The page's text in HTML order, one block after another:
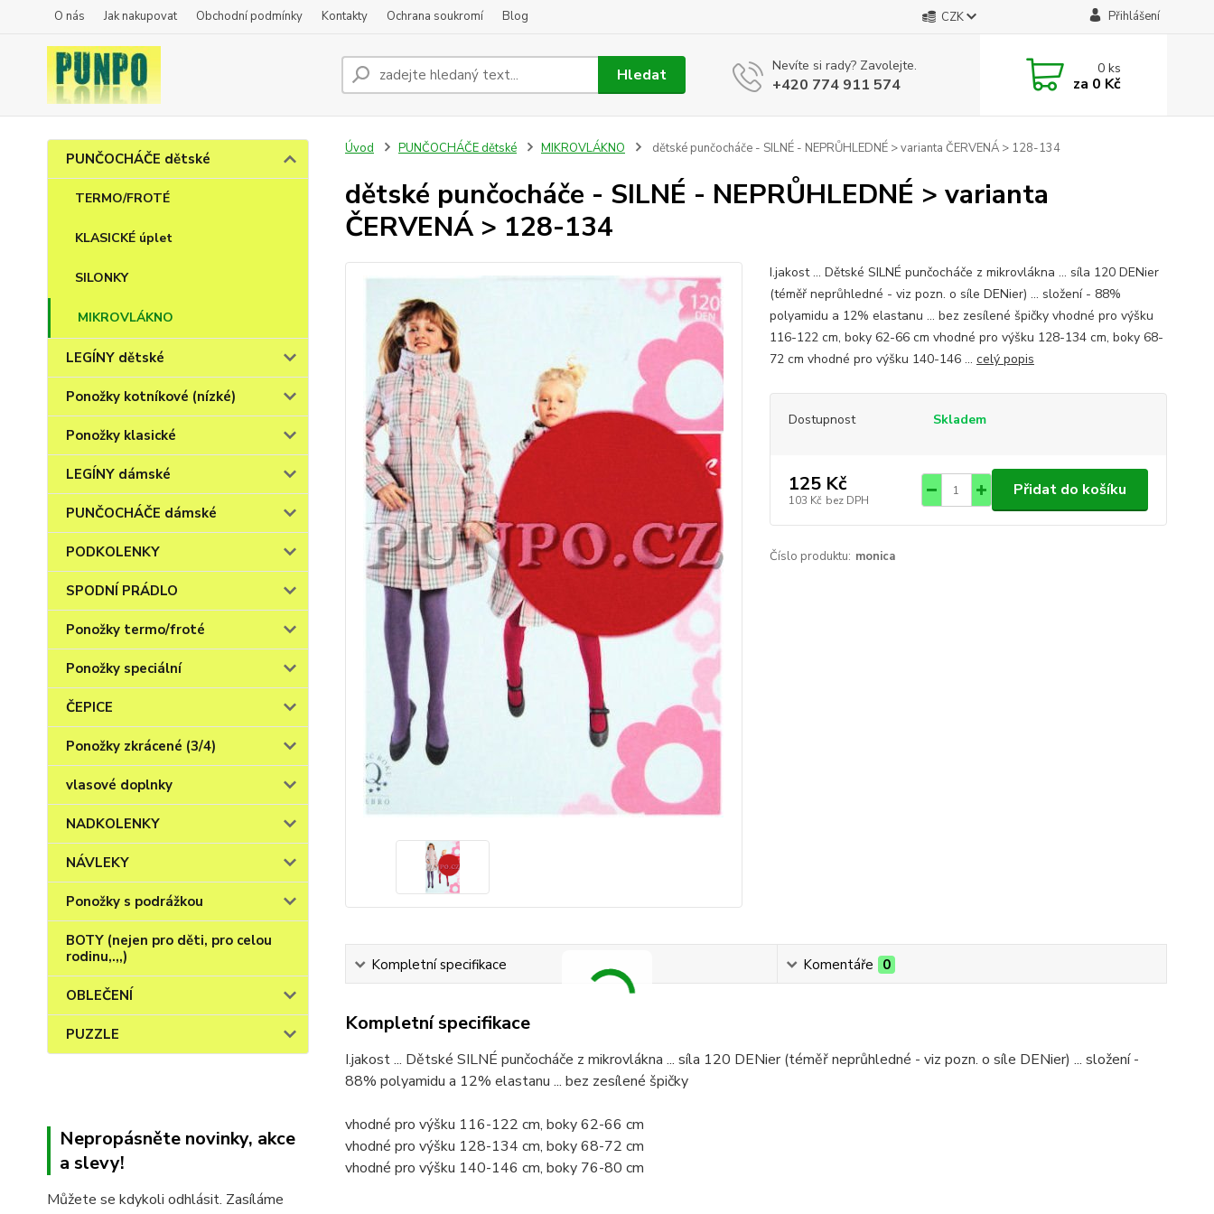
O nás Jak nakupovat Obchodní podmínky Kontakty Ochrana soukromí Blog CZK Přihlášení
Hledat Nevíte si rady? Zavolejte.
+420 774 911 574
0ks
za 0 Kč
PUNČOCHÁČE dětské
TERMO/FROTÉ
KLASICKÉ úplet
SILONKY
MIKROVLÁKNO
LEGÍNY dětské
Ponožky kotníkové (nízké)
Ponožky klasické
LEGÍNY dámské
PUNČOCHÁČE dámské
PODKOLENKY
SPODNÍ PRÁDLO
Ponožky termo/froté
Ponožky speciální
ČEPICE
Ponožky zkrácené (3/4)
vlasové doplnky
NADKOLENKY
NÁVLEKY
Ponožky s podrážkou
BOTY (nejen pro děti, pro celou
rodinu,.,,)
OBLEČENÍ
PUZZLE
Nepropásněte novinky, akce
a slevy!
Můžete se kdykoli odhlásit. Zasíláme
Úvod PUNČOCHÁČE dětské MIKROVLÁKNO dětské punčocháče - SILNÉ - NEPRŮHLEDNÉ > varianta ČERVENÁ > 128-134
dětské punčocháče - SILNÉ - NEPRŮHLEDNÉ > varianta
ČERVENÁ > 128-134
I.jakost ... Dětské SILNÉ punčocháče z mikrovlákna ... síla 120 DENier
(téměř neprůhledné - viz pozn. o síle DENier) ... složení - 88%
polyamidu a 12% elastanu ... bez zesílené špičky vhodné pro výšku
116-122 cm, boky 62-66 cm vhodné pro výšku 128-134 cm, boky 68-
72 cm vhodné pro výšku 140-146 ... celý popis
Dostupnost Skladem
125 Kč
103 Kč bez DPH
Přidat do košíku
Číslo produktu: monica
Kompletní specifikace Komentáře 0
Kompletní specifikace
I.jakost ... Dětské SILNÉ punčocháče z mikrovlákna ... síla 120 DENier (téměř neprůhledné - viz pozn. o síle DENier) ... složení -
88% polyamidu a 12% elastanu ... bez zesílené špičky
vhodné pro výšku 116-122 cm, boky 62-66 cm
vhodné pro výšku 128-134 cm, boky 68-72 cm
vhodné pro výšku 140-146 cm, boky 76-80 cm